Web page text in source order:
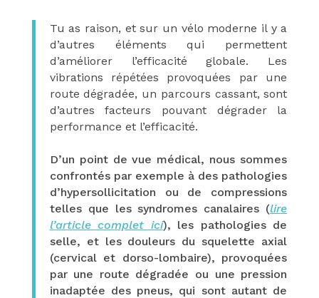
Tu as raison, et sur un vélo moderne il y a
d’autres éléments qui permettent
d’améliorer l’efficacité globale. Les
vibrations répétées provoquées par une
route dégradée, un parcours cassant, sont
d’autres facteurs pouvant dégrader la
performance et l’efficacité.
D’un point de vue médical, nous sommes
confrontés par exemple à des pathologies
d’hypersollicitation ou de compressions
telles que les syndromes canalaires (lire
l’article complet ici), les pathologies de
selle, et les douleurs du squelette axial
(cervical et dorso-lombaire), provoquées
par une route dégradée ou une pression
inadaptée des pneus, qui sont autant de